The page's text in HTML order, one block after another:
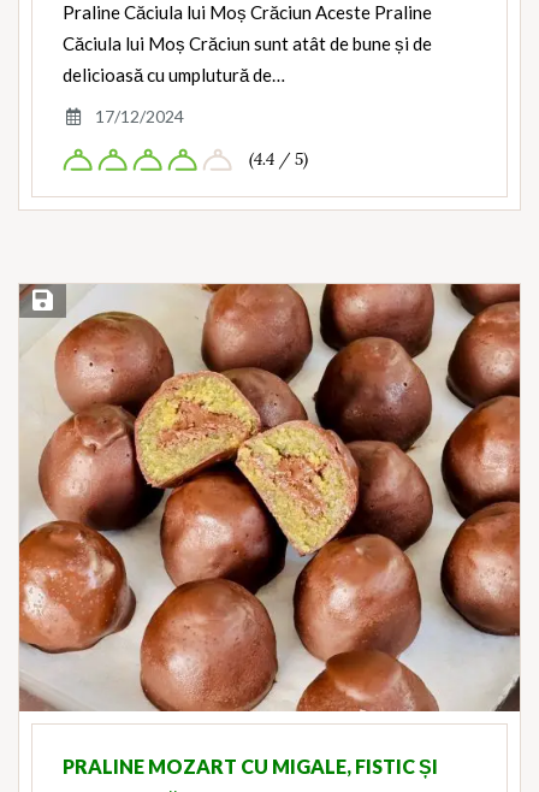
Praline Căciula lui Moș Crăciun Aceste Praline
Căciula lui Moș Crăciun sunt atât de bune și de
delicioasă cu umplutură de…
17/12/2024
(4.4 / 5)
Save Recipe
PRALINE MOZART CU MIGALE, FISTIC ȘI